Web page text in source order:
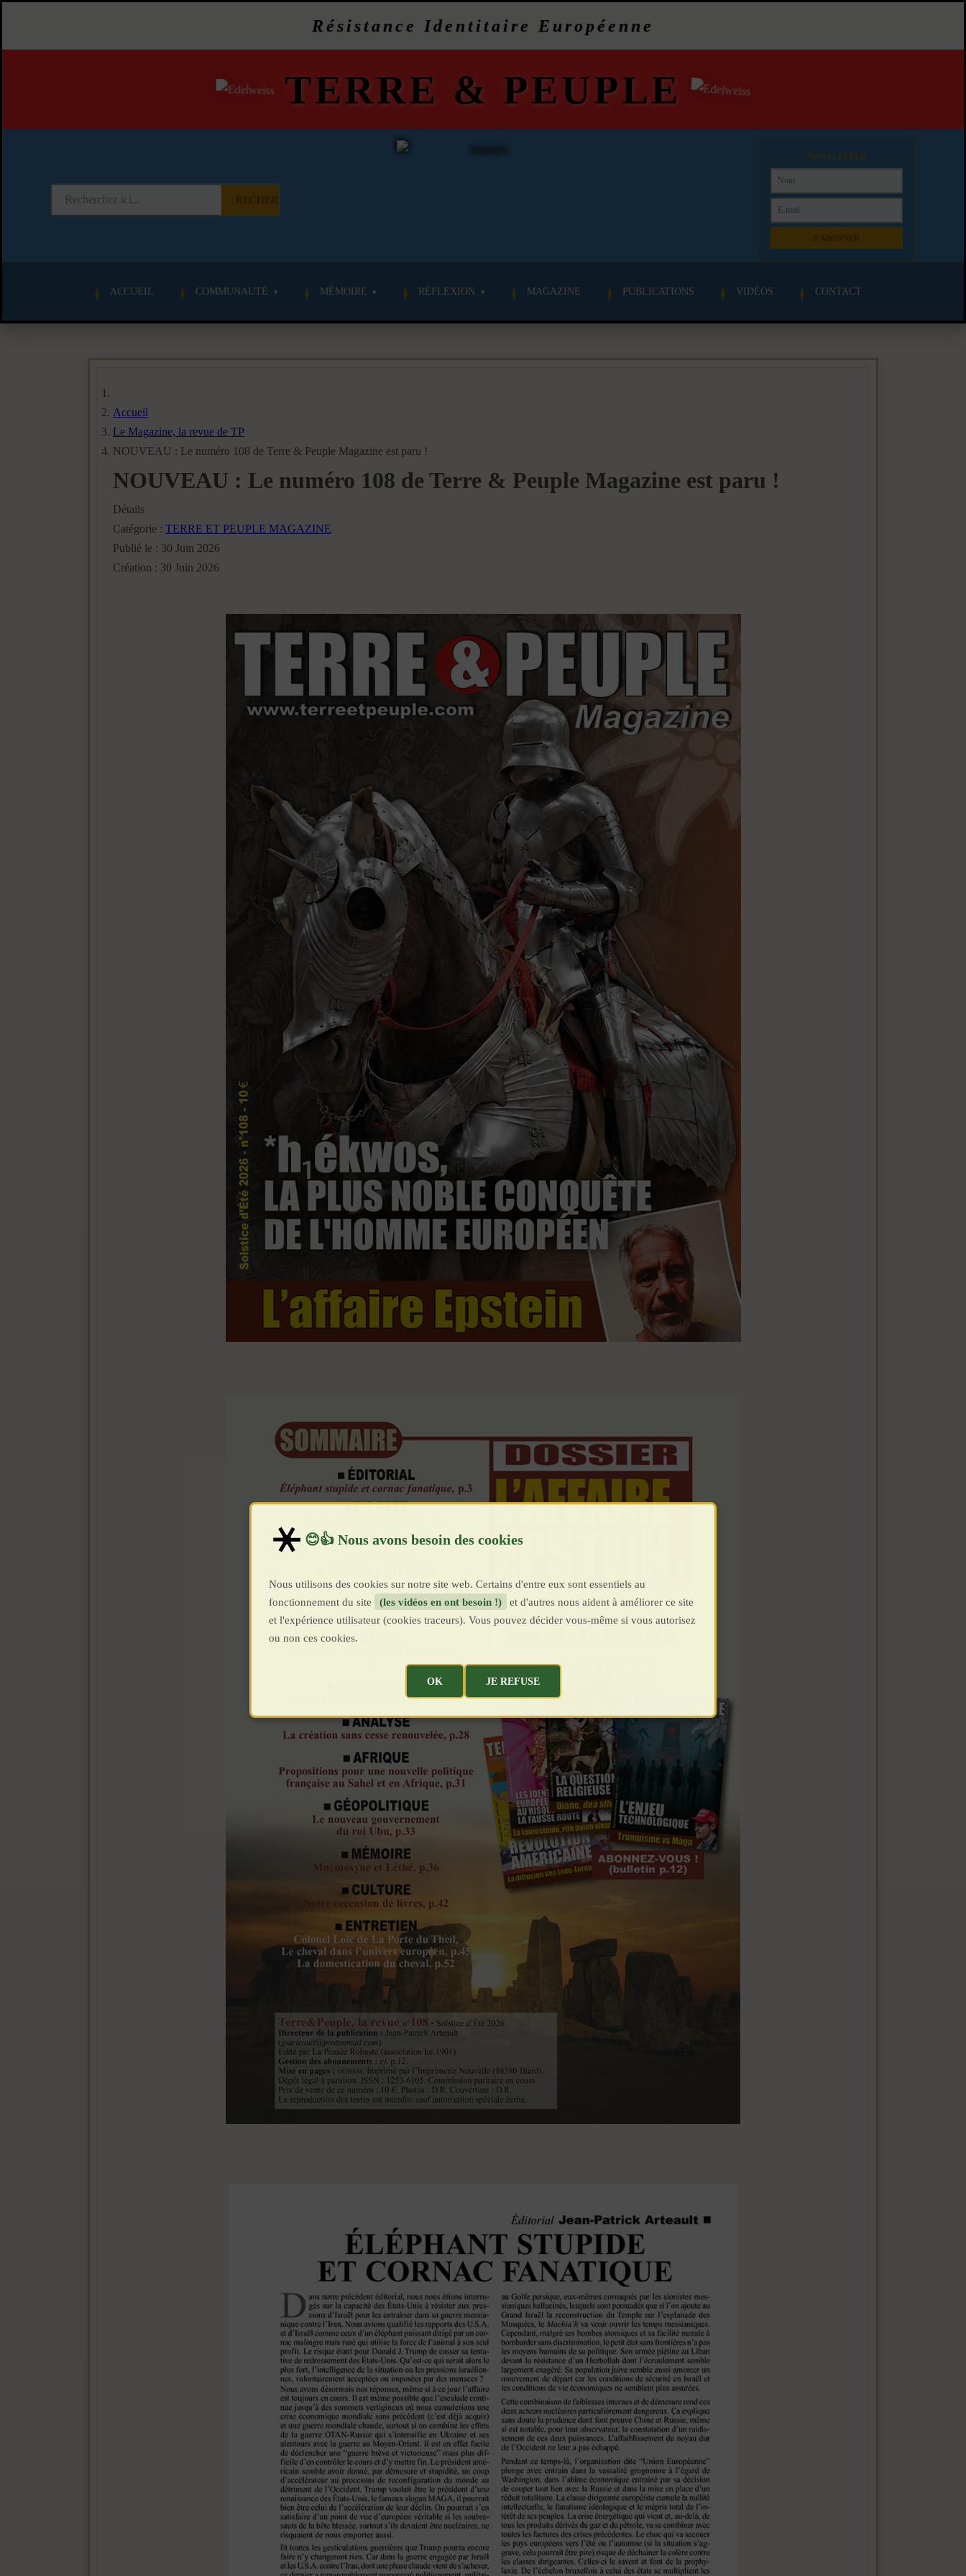
Résistance Identitaire Européenne
TERRE & PEUPLE
NEWSLETTER
ACCUEIL COMMUNAUTÉ MÉMOIRE RÉFLEXION MAGAZINE PUBLICATIONS VIDÉOS CONTACT
Accueil
Le Magazine, la revue de TP
NOUVEAU : Le numéro 108 de Terre & Peuple Magazine est paru !
NOUVEAU : Le numéro 108 de Terre & Peuple Magazine est paru !
Détails
Catégorie : TERRE ET PEUPLE MAGAZINE
Publié le : 30 Juin 2026
Création : 30 Juin 2026
Nous utilisons des cookies sur notre site web. Certains d'entre eux sont essentiels au
fonctionnement du site
(les vidéos en ont besoin !)
et d'autres nous aident à améliorer ce site
et l'expérience utilisateur (cookies traceurs). Vous pouvez décider vous-même si vous autorisez
ou non ces cookies.
OK JE REFUSE